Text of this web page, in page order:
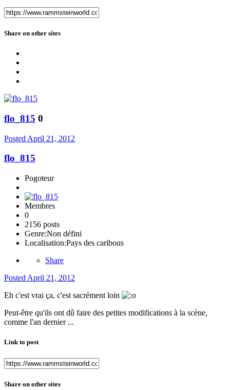
Share on other sites
flo_815 0
Posted April 21, 2012
flo_815
Pogoteur
Membres
0
2156 posts
Genre:Non défini
Localisation:Pays des caribous
Share
Posted April 21, 2012
Eh c'est vrai ça, c'est sacrément loin
Peut-être qu'ils ont dû faire des petites modifications à la scène,
comme l'an dernier ...
Link to post
Share on other sites